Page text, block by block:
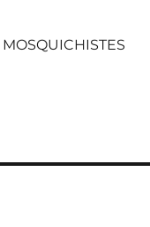
MOSQUICHISTES